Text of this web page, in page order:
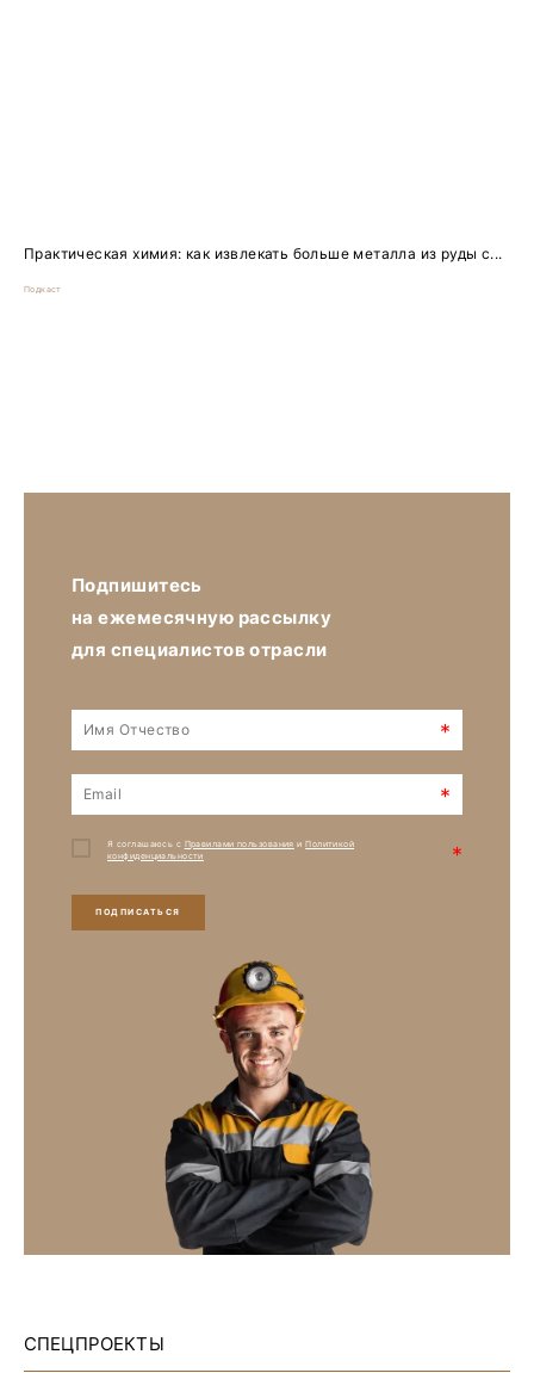
Практическая химия: как извлекать больше металла из руды с...
Подкаст
Подпишитесь
на ежемесячную рассылку
для специалистов отрасли
*
*
Я соглашаюсь с Правилами пользования иПолитикой
конфиденциальности
*
ПОДПИСАТЬСЯ
СПЕЦПРОЕКТЫ